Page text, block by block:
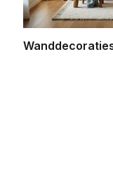
Wanddecoraties